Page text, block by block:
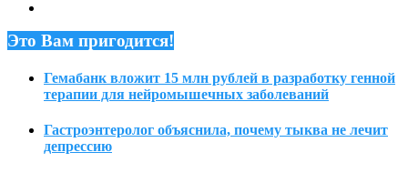
Это Вам пригодится!
Гемабанк вложит 15 млн рублей в разработку генной
терапии для нейромышечных заболеваний
Гастроэнтеролог объяснила, почему тыква не лечит
депрессию